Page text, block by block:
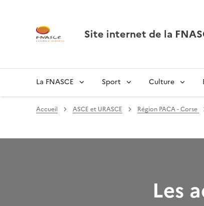
Site internet de la
La FNASCE Sport Culture
Accueil ASCE et URASCE Région PACA - Corse
Les